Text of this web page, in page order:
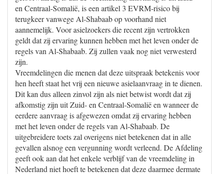
en Centraal-Somalië, is een artikel 3 EVRM-risico bij
terugkeer vanwege Al-Shabaab op voorhand niet
aannemelijk. Voor asielzoekers die recent zijn vertrokken
geldt dat zij ervaring kunnen hebben met het leven onder de
regels van Al-Shabaab. Zij zullen vaak nog niet verwesterd
zijn.
Vreemdelingen die menen dat deze uitspraak betekenis voor
hen heeft staat het vrij een nieuwe asielaanvraag in te dienen.
Dit kan dus alleen zinvol zijn als niet betwist wordt dat zij
afkomstig zijn uit Zuid- en Centraal-Somalië en wanneer de
eerdere aanvraag is afgewezen omdat zij ervaring hebben
met het leven onder de regels van Al-Shabaab. De
uitgebreidere toets zal overigens niet betekenen dat in alle
gevallen alsnog een vergunning wordt verleend. De Afdeling
geeft ook aan dat het enkele verblijf van de vreemdeling in
Nederland niet hoeft te betekenen dat deze daarmee dermate